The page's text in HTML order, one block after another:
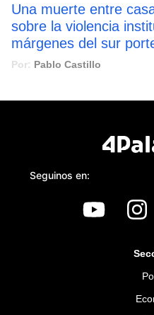
Una muerte entre
sobre la violencia
márgenes del sur
Por: Pablo Castillo
Seguinos en: